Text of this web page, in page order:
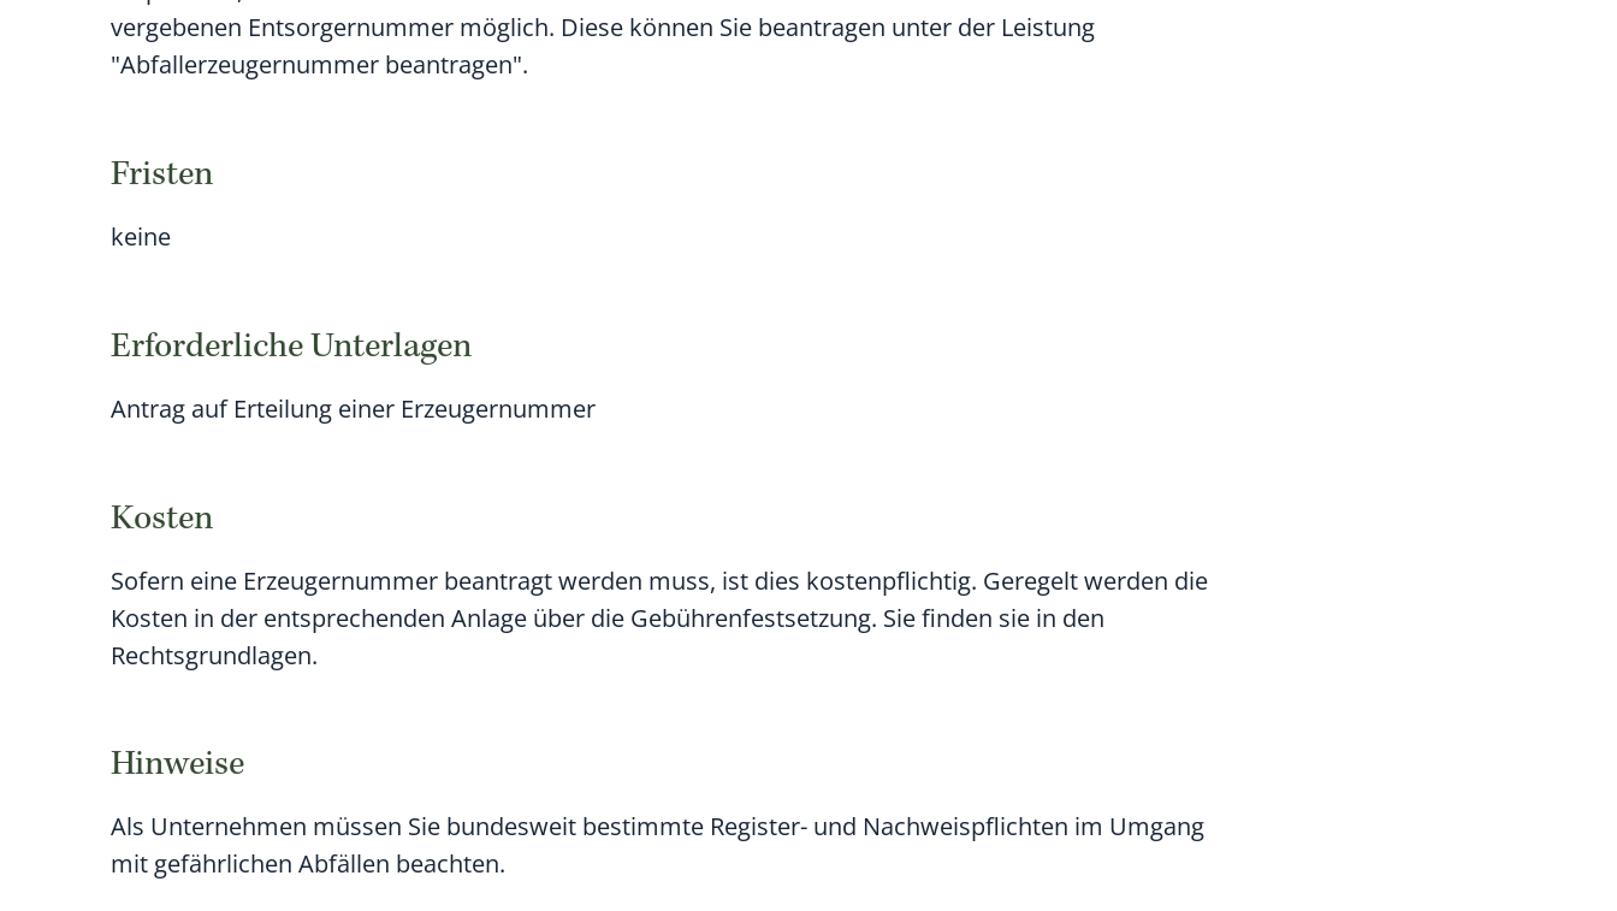
vergebenen Entsorgernummer möglich. Diese können Sie beantragen unter der Leistung
"Abfallerzeugernummer beantragen".
Fristen
keine
Erforderliche Unterlagen
Antrag auf Erteilung einer Erzeugernummer
Kosten
Sofern eine Erzeugernummer beantragt werden muss, ist dies kostenpflichtig. Geregelt werden die
Kosten in der entsprechenden Anlage über die Gebührenfestsetzung. Sie finden sie in den
Rechtsgrundlagen.
Hinweise
Als Unternehmen müssen Sie bundesweit bestimmte Register- und Nachweispflichten im Umgang
mit gefährlichen Abfällen beachten.